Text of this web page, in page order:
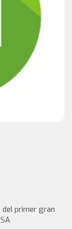
del primer gran